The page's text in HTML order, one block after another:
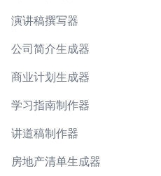
演讲稿撰写器
公司简介生成器
商业计划生成器
学习指南制作器
讲道稿制作器
房地产清单生成器